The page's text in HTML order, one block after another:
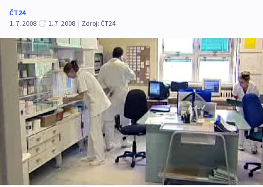
ČT24
1. 7. 2008
1. 7. 2008 | Zdroj: ČT24